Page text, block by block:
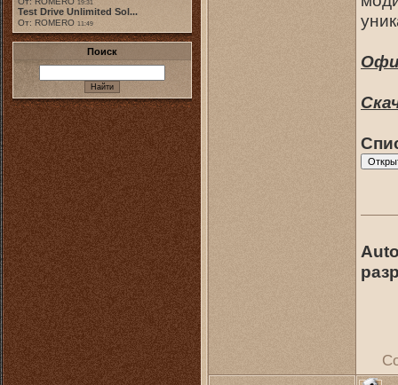
19:31
Test Drive Unlimited Sol...
От: ROMERO 11:49
Поиск